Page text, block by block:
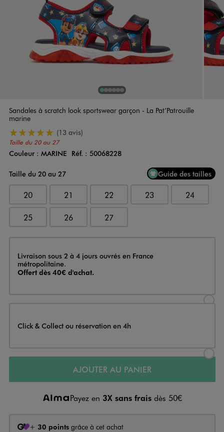
1Sur 6
2Sur 6
3Sur 6
4Sur 6
5Sur 6
6 Sur 6
Sandales à scratch look sportswear garçon - La Pat’Patrouille
marine
Taille du 20 au 27
5/5 de moyenne(13 avis)
Couleur
Couleur : MARINE Réf. : 50068228
Taille du 20 au 27
Guide des tailles
20 21 22 23 24
25 26 27
Livraison
Livraison sous 2 à 4 jours ouvrés en France
métropolitaine.
Offert dès 40€ d'achat.
Click & Collect ou réservation en 4h
AJOUTER AU PANIER
Payez en 3X sans frais dès 50€
+ 30 points grâce à cet achat